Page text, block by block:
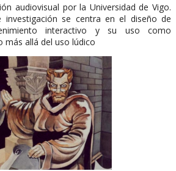
audiovisual por la Universidad de Vigo.
se centra en el diseño de
interactivo y su uso como
más allá del uso lúdico